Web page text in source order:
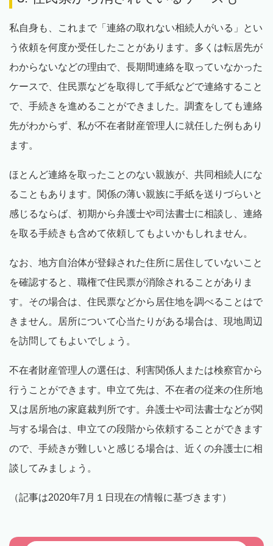
私自身も、これまで「連絡の取れない相続人がいる」とい
う依頼を何度か受任したことがあります。多くは転居先が
わからないなどの理由で、長期間連絡を取っていなかった
ケースで、住民票などを取得して手紙などで連絡すること
で、手続きを進めることができました。調査をしても連絡
先がわからず、私が不在者財産管理人に就任した例もあり
ます。
ほとんど連絡を取ったことのない親族が、共同相続人にな
ることもあります。関係の薄い親族に手紙を送りづらいと
感じるならば、初期から弁護士や司法書士に相談し、連絡
を取る手続きも含めて依頼してもよいかもしれません。
なお、地方自治体が登録された住所に居住していないこと
を確認すると、職権で住民票が消除されることがありま
す。その場合は、住民票などから居住地を調べることはで
きません。居所について心当たりがある場合は、現地周辺
を訪問してもよいでしょう。
不在者財産管理人の選任は、利害関係人または検察官から
行うことができます。申立て先は、不在者の従来の住所地
又は居所地の家庭裁判所です。弁護士や司法書士などが関
与する場合は、申立ての段階から依頼することができます
ので、手続きが難しいと感じる場合は、近くの弁護士に相
談してみましょう。
（記事は2020年7月１日現在の情報に基づきます）